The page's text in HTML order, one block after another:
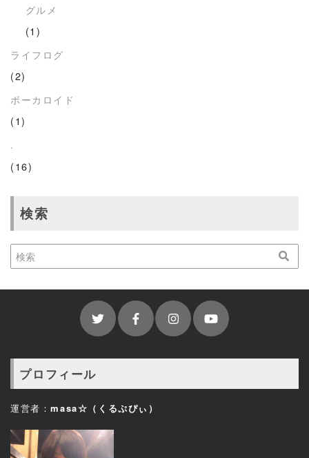
グルメ
(1)
ライフログ
(2)
ボーカロイド
(1)
.
(16)
検索
プロフィール
運営者：masa☆（くるぷぴぃ）